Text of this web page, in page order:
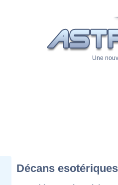
Une
Décans